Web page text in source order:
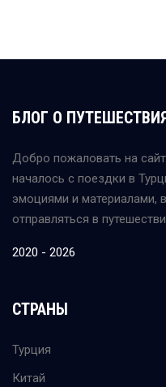
БЛОГ О
Добро пожаловать на
началось с поездки в
эмоциями и материалами,
отправляться в
2020 - 2026
СТРАНЫ
Турция
Китай